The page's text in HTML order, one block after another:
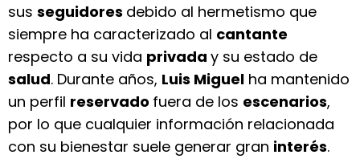
sus seguidores debido al hermetismo que
siempre ha caracterizado al cantante
respecto a su vida privada y su estado de
salud. Durante años, Luis Miguel ha mantenido
un perfil reservado fuera de los escenarios,
por lo que cualquier información relacionada
con su bienestar suele generar gran interés.